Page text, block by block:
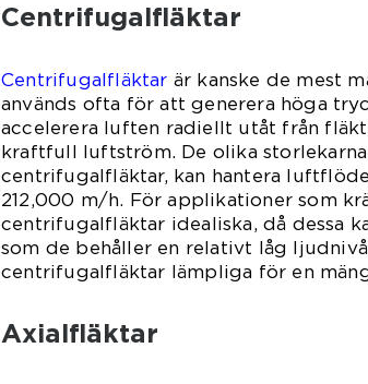
Centrifugalfläktar
Centrifugalfläktar är kanske de mest
används ofta för att generera höga
accelerera luften radiellt utåt från
kraftfull luftström. De olika
centrifugalfläktar, kan hantera
212,000 m/h. För applikationer som
centrifugalfläktar idealiska, då dessa
som de behåller en relativt låg
centrifugalfläktar lämpliga för en
Axialfläktar